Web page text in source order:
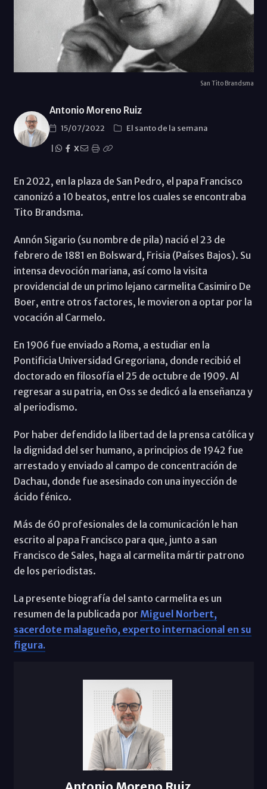
San Tito Brandsma
Antonio Moreno Ruiz
15/07/2022
El santo de la semana
X
En 2022, en la plaza de San Pedro, el papa Francisco
canonizó a 10 beatos, entre los cuales se encontraba
Tito Brandsma.
Annón Sigario (su nombre de pila) nació el 23 de
febrero de 1881 en Bolsward, Frisia (Países Bajos). Su
intensa devoción mariana, así como la visita
providencial de un primo lejano carmelita Casimiro De
Boer, entre otros factores, le movieron a optar por la
vocación al Carmelo.
En 1906 fue enviado a Roma, a estudiar en la
Pontificia Universidad Gregoriana, donde recibió el
doctorado en filosofía el 25 de octubre de 1909. Al
regresar a su patria, en Oss se dedicó a la enseñanza y
al periodismo.
Por haber defendido la libertad de la prensa católica y
la dignidad del ser humano, a principios de 1942 fue
arrestado y enviado al campo de concentración de
Dachau, donde fue asesinado con una inyección de
ácido fénico.
Más de 60 profesionales de la comunicación le han
escrito al papa Francisco para que, junto a san
Francisco de Sales, haga al carmelita mártir patrono
de los periodistas.
La presente biografía del santo carmelita es un
resumen de la publicada por Miguel Norbert,
sacerdote malagueño, experto internacional en su
figura.